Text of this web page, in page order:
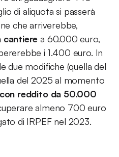
di aliquota si passerà
che arriverebbe,
cantiere a 60.000 euro,
i 1.400 euro. In
due modifiche (quella del
del 2025 al momento
reddito da 50.000
almeno 700 euro
di IRPEF nel 2023.